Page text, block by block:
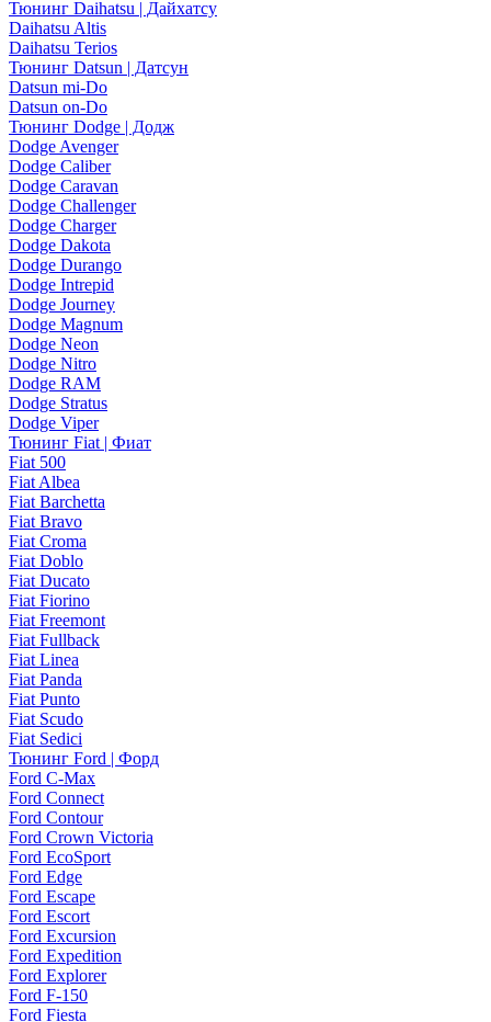
Тюнинг Daihatsu | Дайхатсу
Daihatsu Altis
Daihatsu Terios
Тюнинг Datsun | Датсун
Datsun mi-Do
Datsun on-Do
Тюнинг Dodge | Додж
Dodge Avenger
Dodge Caliber
Dodge Caravan
Dodge Challenger
Dodge Charger
Dodge Dakota
Dodge Durango
Dodge Intrepid
Dodge Journey
Dodge Magnum
Dodge Neon
Dodge Nitro
Dodge RAM
Dodge Stratus
Dodge Viper
Тюнинг Fiat | Фиат
Fiat 500
Fiat Albea
Fiat Barchetta
Fiat Bravo
Fiat Croma
Fiat Doblo
Fiat Ducato
Fiat Fiorino
Fiat Freemont
Fiat Fullback
Fiat Linea
Fiat Panda
Fiat Punto
Fiat Scudo
Fiat Sedici
Тюнинг Ford | Форд
Ford C-Max
Ford Connect
Ford Contour
Ford Crown Victoria
Ford EcoSport
Ford Edge
Ford Escape
Ford Escort
Ford Excursion
Ford Expedition
Ford Explorer
Ford F-150
Ford Fiesta